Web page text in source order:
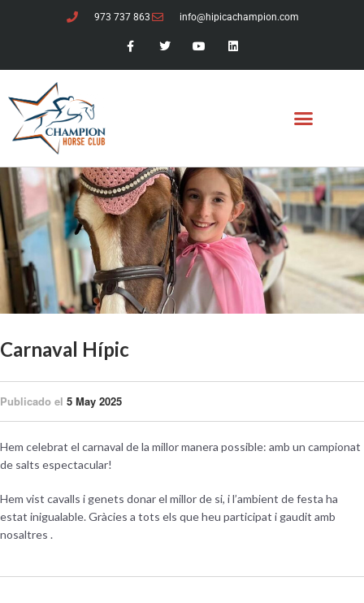
973 737 863 info@hipicachampion.com
Carnaval Hípic
Publicado el 5 May 2025
Hem celebrat el carnaval de la millor manera possible: amb un campionat
de salts espectacular!
Hem vist cavalls i genets donar el millor de si, i l’ambient de festa ha
estat inigualable. Gràcies a tots els que heu participat i gaudit amb
nosaltres .